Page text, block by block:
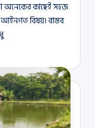
অনেকের কাছেই সহজ
বিষয়। বাস্তব